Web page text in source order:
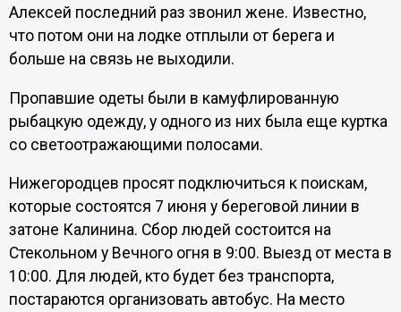
Алексей последний раз звонил жене. Известно,
что потом они на лодке отплыли от берега и
больше на связь не выходили.
Пропавшие одеты были в камуфлированную
рыбацкую одежду, у одного из них была еще куртка
со светоотражающими полосами.
Нижегородцев просят подключиться к поискам,
которые состоятся 7 июня у береговой линии в
затоне Калинина. Сбор людей состоится на
Стекольном у Вечного огня в 9:00. Выезд от места в
10:00. Для людей, кто будет без транспорта,
постараются организовать автобус. На место